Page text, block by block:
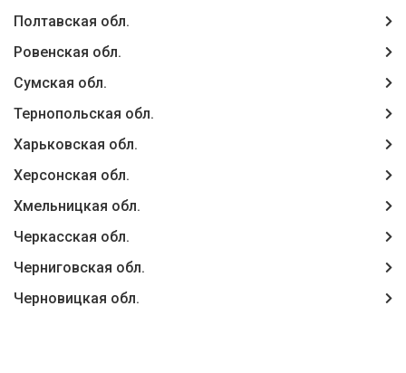
Полтавская обл.
Ровенская обл.
Сумская обл.
Тернопольская обл.
Харьковская обл.
Херсонская обл.
Хмельницкая обл.
Черкасская обл.
Черниговская обл.
Черновицкая обл.